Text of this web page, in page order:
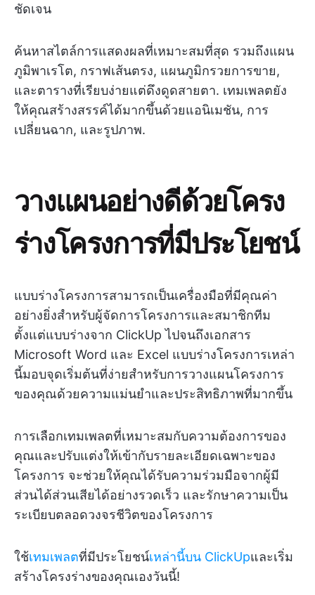
ชัดเจน
ค้นหาสไตล์การแสดงผลที่เหมาะสมที่สุด รวมถึงแผน
ภูมิพาเรโต, กราฟเส้นตรง, แผนภูมิกรวยการขาย,
และตารางที่เรียบง่ายแต่ดึงดูดสายตา. เทมเพลตยัง
ให้คุณสร้างสรรค์ได้มากขึ้นด้วยแอนิเมชัน, การ
เปลี่ยนฉาก, และรูปภาพ.
วางแผนอย่างดีด้วยโครง
ร่างโครงการที่มีประโยชน์
แบบร่างโครงการสามารถเป็นเครื่องมือที่มีคุณค่า
อย่างยิ่งสำหรับผู้จัดการโครงการและสมาชิกทีม
ตั้งแต่แบบร่างจาก ClickUp ไปจนถึงเอกสาร
Microsoft Word และ Excel แบบร่างโครงการเหล่า
นี้มอบจุดเริ่มต้นที่ง่ายสำหรับการวางแผนโครงการ
ของคุณด้วยความแม่นยำและประสิทธิภาพที่มากขึ้น
การเลือกเทมเพลตที่เหมาะสมกับความต้องการของ
คุณและปรับแต่งให้เข้ากับรายละเอียดเฉพาะของ
โครงการ จะช่วยให้คุณได้รับความร่วมมือจากผู้มี
ส่วนได้ส่วนเสียได้อย่างรวดเร็ว และรักษาความเป็น
ระเบียบตลอดวงจรชีวิตของโครงการ
ใช้เทมเพลตที่มีประโยชน์เหล่านี้บน ClickUpและเริ่ม
สร้างโครงร่างของคุณเองวันนี้!